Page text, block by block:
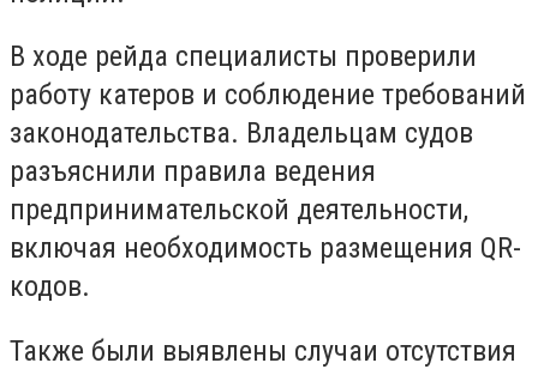
В ходе рейда специалисты проверили
работу катеров и соблюдение требований
законодательства. Владельцам судов
разъяснили правила ведения
предпринимательской деятельности,
включая необходимость размещения QR-
кодов.
Также были выявлены случаи отсутствия